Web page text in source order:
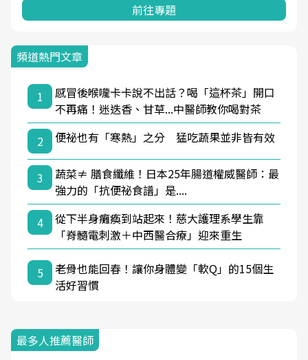
前往專題
頻道熱門文章
1
感冒後喉嚨卡卡說不出話？喝「這杯茶」開口
不再痛！迷迭香、甘草...中醫師教你喝對茶
2
便祕也有「寒熱」之分 猛吃蔬果並非皆有效
3
蔬菜≠ 膳食纖維！日本25年腸道權威醫師：最
強力的「抗便祕食譜」是....
4
從下半身癱瘓到站起來！慈大護理系學生靠
「脊髓電刺激＋中西醫合療」迎來重生
5
老骨也能回春！讓你身體變「軟Q」的15個生
活好習慣
最多人推薦醫師